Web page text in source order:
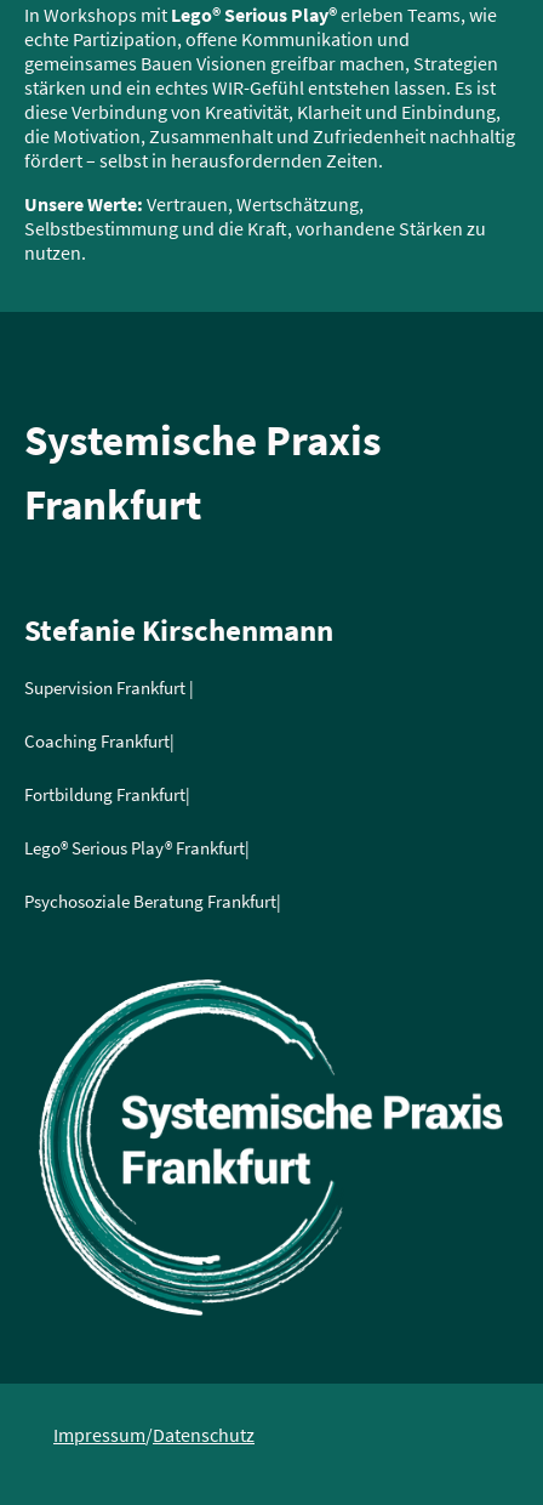
In Workshops mit Lego® Serious Play®erleben Teams, wie
echte Partizipation, offene Kommunikation und
gemeinsames Bauen Visionen greifbar machen, Strategien
stärken und ein echtes WIR-Gefühl entstehen lassen. Es ist
diese Verbindung von Kreativität, Klarheit und Einbindung,
die Motivation, Zusammenhalt und Zufriedenheit nachhaltig
fördert – selbst in herausfordernden Zeiten.
Unsere Werte: Vertrauen, Wertschätzung,
Selbstbestimmung und die Kraft, vorhandene Stärken zu
nutzen.
Systemische Praxis
Frankfurt
Stefanie Kirschenmann
Supervision Frankfurt |
Coaching Frankfurt|
Fortbildung Frankfurt|
Lego® Serious Play® Frankfurt|
Psychosoziale Beratung Frankfurt|
Impressum/Datenschutz